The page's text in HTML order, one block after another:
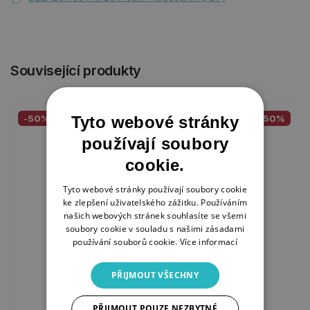
Související produkty
-50% -50%
Tyto webové stránky
používají soubory
cookie.
Tyto webové stránky používají soubory cookie
ke zlepšení uživatelského zážitku. Používáním
našich webových stránek souhlasíte se všemi
soubory cookie v souladu s našimi zásadami
používání souborů cookie. Více informací
PŘIJMOUT VŠECHNY